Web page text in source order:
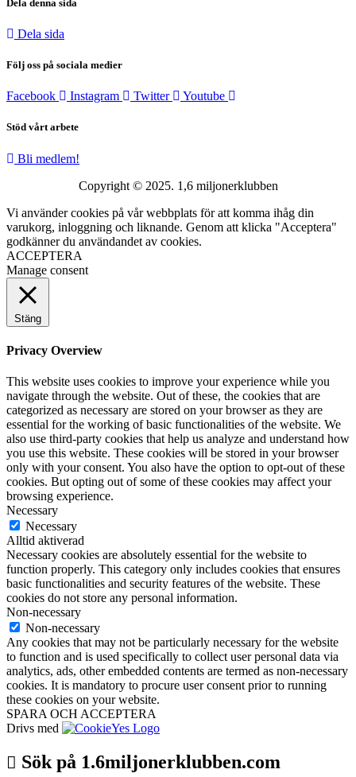
Dela denna sida
Dela sida
Följ oss på sociala medier
Facebook Instagram Twitter Youtube
Stöd vårt arbete
Bli medlem!
Copyright © 2025. 1,6 miljonerklubben
Vi använder cookies på vår webbplats för att komma ihåg din
varukorg, inloggning och liknande. Genom att klicka "Acceptera"
godkänner du användandet av cookies.
ACCEPTERA
Manage consent
Stäng
Privacy Overview
This website uses cookies to improve your experience while you
navigate through the website. Out of these, the cookies that are
categorized as necessary are stored on your browser as they are
essential for the working of basic functionalities of the website. We
also use third-party cookies that help us analyze and understand how
you use this website. These cookies will be stored in your browser
only with your consent. You also have the option to opt-out of these
cookies. But opting out of some of these cookies may affect your
browsing experience.
Necessary
Necessary
Alltid aktiverad
Necessary cookies are absolutely essential for the website to
function properly. This category only includes cookies that ensures
basic functionalities and security features of the website. These
cookies do not store any personal information.
Non-necessary
Non-necessary
Any cookies that may not be particularly necessary for the website
to function and is used specifically to collect user personal data via
analytics, ads, other embedded contents are termed as non-necessary
cookies. It is mandatory to procure user consent prior to running
these cookies on your website.
SPARA OCH ACCEPTERA
Drivs med
Sök på 1.6miljonerklubben.com